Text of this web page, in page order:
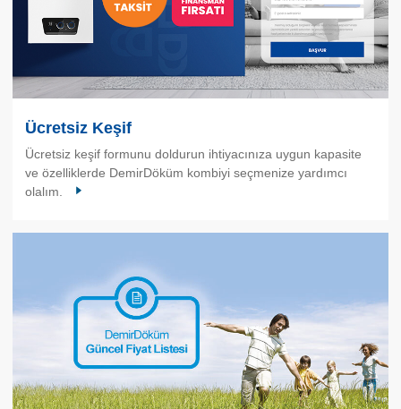
Ücretsiz Keşif
Ücretsiz keşif formunu doldurun ihtiyacınıza uygun kapasite
ve özelliklerde DemirDöküm kombiyi seçmenize yardımcı
olalım.